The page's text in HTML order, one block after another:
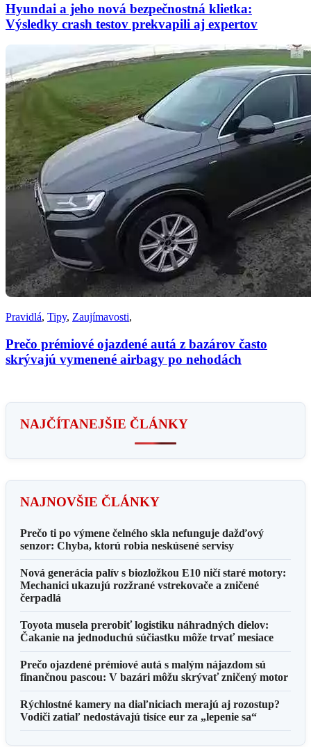
Hyundai a jeho nová bezpečnostná klietka:
Výsledky crash testov prekvapili aj expertov
Pravidlá, Tipy, Zaujímavosti,
Prečo prémiové ojazdené autá z bazárov často
skrývajú vymenené airbagy po nehodách
NAJČÍTANEJŠIE ČLÁNKY
NAJNOVŠIE ČLÁNKY
Prečo ti po výmene čelného skla nefunguje dažďový
senzor: Chyba, ktorú robia neskúsené servisy
Nová generácia palív s biozložkou E10 ničí staré motory:
Mechanici ukazujú rozžrané vstrekovače a zničené
čerpadlá
Toyota musela prerobiť logistiku náhradných dielov:
Čakanie na jednoduchú súčiastku môže trvať mesiace
Prečo ojazdené prémiové autá s malým nájazdom sú
finančnou pascou: V bazári môžu skrývať zničený motor
Rýchlostné kamery na diaľniciach merajú aj rozostup?
Vodiči zatiaľ nedostávajú tisíce eur za „lepenie sa“